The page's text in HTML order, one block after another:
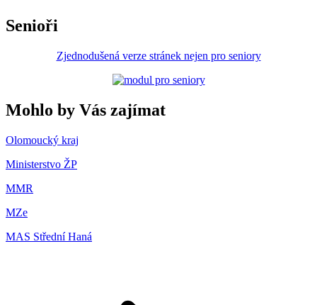
Senioři
Zjednodušená verze stránek nejen pro seniory
Mohlo by Vás zajímat
Olomoucký kraj
Ministerstvo ŽP
MMR
MZe
MAS Střední Haná